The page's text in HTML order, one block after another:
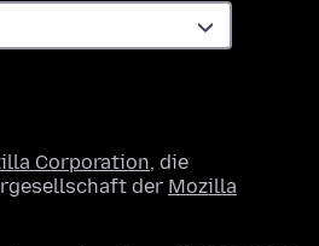
Corporation, die
der Mozilla